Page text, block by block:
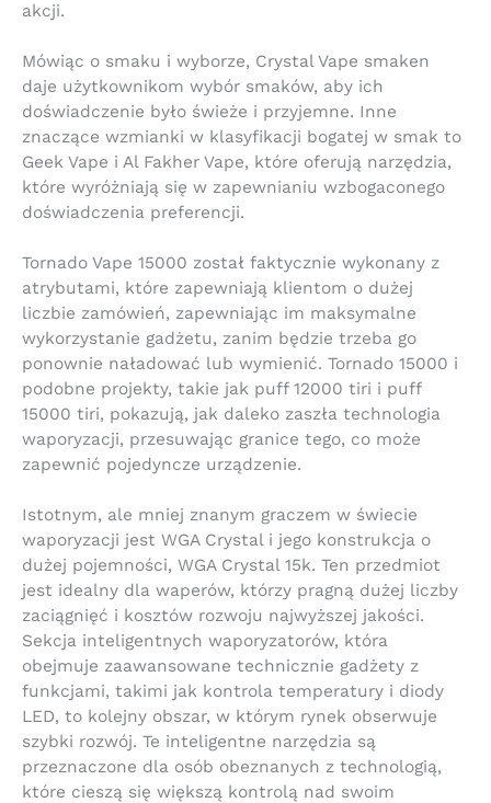
akcji.
Mówiąc o smaku i wyborze, Crystal Vape smaken
daje użytkownikom wybór smaków, aby ich
doświadczenie było świeże i przyjemne. Inne
znaczące wzmianki w klasyfikacji bogatej w smak to
Geek Vape i Al Fakher Vape, które oferują narzędzia,
które wyróżniają się w zapewnianiu wzbogaconego
doświadczenia preferencji.
Tornado Vape 15000 został faktycznie wykonany z
atrybutami, które zapewniają klientom o dużej
liczbie zamówień, zapewniając im maksymalne
wykorzystanie gadżetu, zanim będzie trzeba go
ponownie naładować lub wymienić. Tornado 15000 i
podobne projekty, takie jak puff 12000 tiri i puff
15000 tiri, pokazują, jak daleko zaszła technologia
waporyzacji, przesuwając granice tego, co może
zapewnić pojedyncze urządzenie.
Istotnym, ale mniej znanym graczem w świecie
waporyzacji jest WGA Crystal i jego konstrukcja o
dużej pojemności, WGA Crystal 15k. Ten przedmiot
jest idealny dla waperów, którzy pragną dużej liczby
zaciągnięć i kosztów rozwoju najwyższej jakości.
Sekcja inteligentnych waporyzatorów, która
obejmuje zaawansowane technicznie gadżety z
funkcjami, takimi jak kontrola temperatury i diody
LED, to kolejny obszar, w którym rynek obserwuje
szybki rozwój. Te inteligentne narzędzia są
przeznaczone dla osób obeznanych z technologią,
które cieszą się większą kontrolą nad swoim